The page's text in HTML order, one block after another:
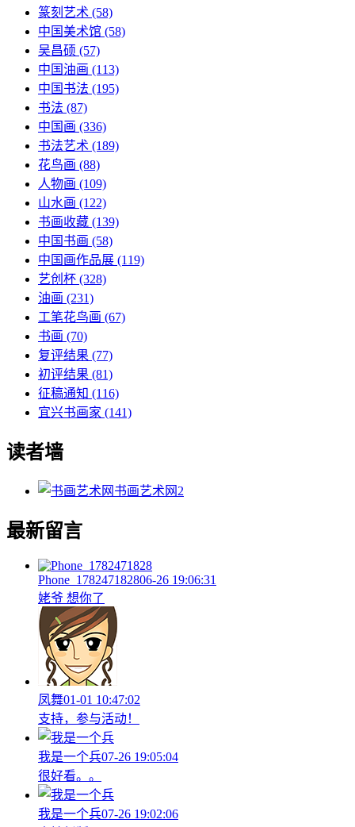
篆刻艺术 (58)
中国美术馆 (58)
吴昌硕 (57)
中国油画 (113)
中国书法 (195)
书法 (87)
中国画 (336)
书法艺术 (189)
花鸟画 (88)
人物画 (109)
山水画 (122)
书画收藏 (139)
中国书画 (58)
中国画作品展 (119)
艺创杯 (328)
油画 (231)
工笔花鸟画 (67)
书画 (70)
复评结果 (77)
初评结果 (81)
征稿通知 (116)
宜兴书画家 (141)
读者墙
书画艺术网 2
最新留言
Phone_178247182806-26 19:06:31
姥爷 想你了
凤舞01-01 10:47:02
支持，参与活动！
我是一个兵07-26 19:05:04
很好看。。
我是一个兵07-26 19:02:06